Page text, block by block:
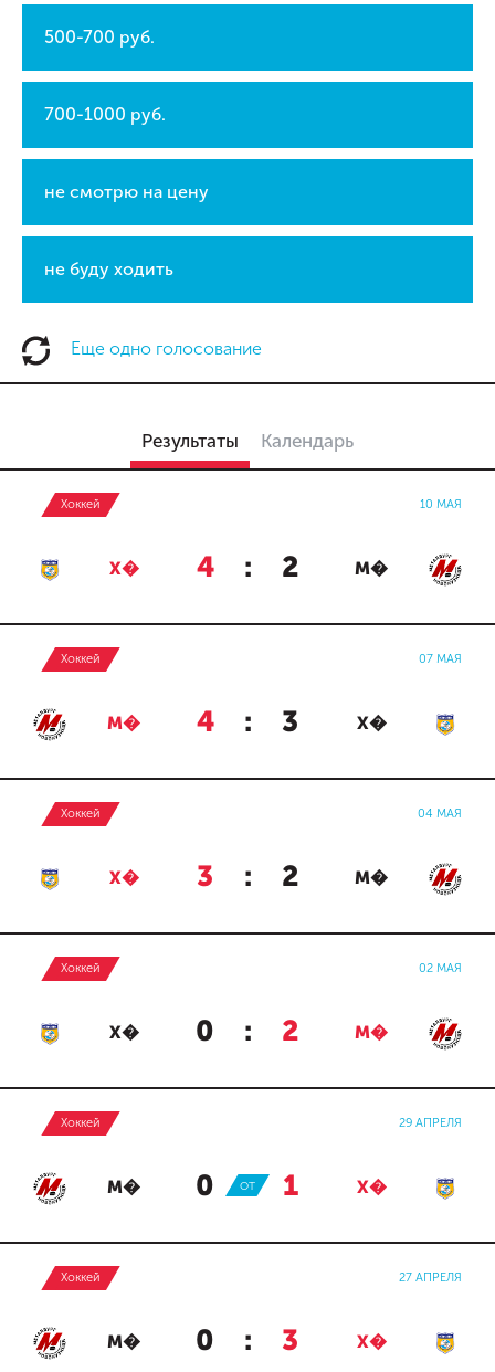
500-700 руб.
700-1000 руб.
не смотрю на цену
не буду ходить
Еще одно голосование
Результаты Календарь
Хоккей 10 МАЯ
Х� 4 : 2 М�
Хоккей 07 МАЯ
М� 4 : 3 Х�
Хоккей 04 МАЯ
Х� 3 : 2 М�
Хоккей 02 МАЯ
Х� 0 : 2 М�
Хоккей 29 АПРЕЛЯ
М� 0 : 1 Х�
ОТ
Хоккей 27 АПРЕЛЯ
М� 0 : 3 Х�